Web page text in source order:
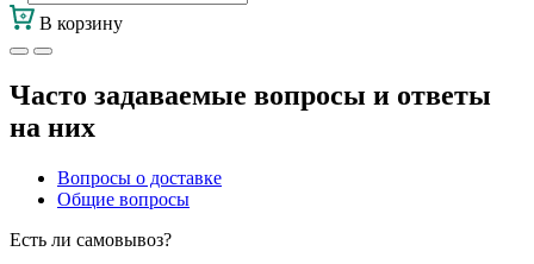
В корзину
Часто задаваемые вопросы и ответы
на них
Вопросы о доставке
Общие вопросы
Есть ли самовывоз?